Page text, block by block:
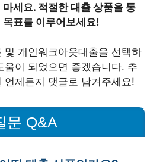
세요. 적절한 대출 상품을 통
표를 이루어보세요!
및 개인워크아웃대출을 선택하
움이 되었으면 좋겠습니다. 추
언제든지 댓글로 남겨주세요!
문 Q&A